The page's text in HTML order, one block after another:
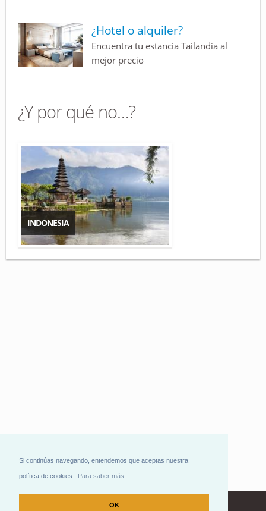
Si continúas navegando, entendemos que aceptas nuestra
política de cookies. Para saber más
OK
¿Hotel o alquiler?
Encuentra tu estancia Tailandia al
mejor precio
¿Y por qué no…?
INDONESIA